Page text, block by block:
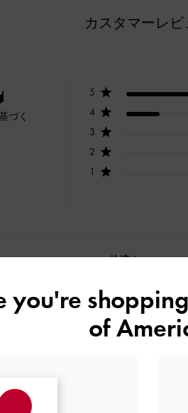
カスタマーレビ
づく
5
4
3
2
1
とても良かった
快適さ
you're
of